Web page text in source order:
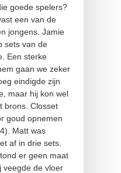
goede spelers?
een van de
jongens. Jamie
sets van de
Een sterke
gaan we zeker
eindigde zijn
maar hij kon wel
brons. Closset
goud opnemen
Matt was
af in drie sets.
er geen maat
veegde de vloer